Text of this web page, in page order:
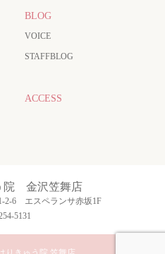
BLOG
VOICE
STAFFBLOG
ACCESS
院 金沢笠舞店
2-6 エスペランサ赤坂1F
5131